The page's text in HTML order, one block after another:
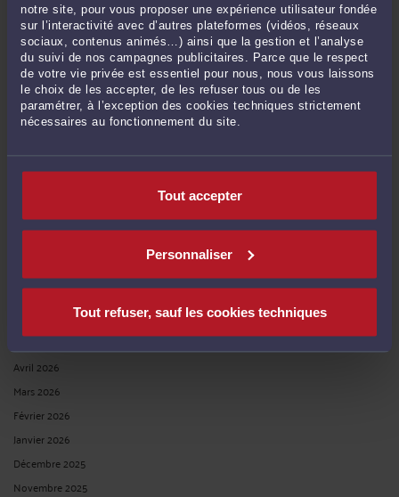
notre site, pour vous proposer une expérience utilisateur fondée
sur l’interactivité avec d’autres plateformes (vidéos, réseaux
sociaux, contenus animés…) ainsi que la gestion et l’analyse
du suivi de nos campagnes publicitaires. Parce que le respect
de votre vie privée est essentiel pour nous, nous vous laissons
le choix de les accepter, de les refuser tous ou de les
paramétrer, à l’exception des cookies techniques strictement
nécessaires au fonctionnement du site.
Tout accepter
Personnaliser
Tout refuser, sauf les cookies techniques
RECHERCHE
Publié du au
Juillet 2026
Mai 2026
Avril 2026
Mars 2026
Février 2026
Janvier 2026
Décembre 2025
Novembre 2025